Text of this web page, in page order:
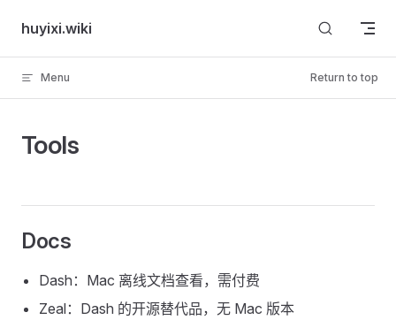
Skip to content
huyixi.wiki
Menu Return to top
Tools
Docs
Dash：Mac 离线文档查看，需付费
Zeal：Dash 的开源替代品，无 Mac 版本